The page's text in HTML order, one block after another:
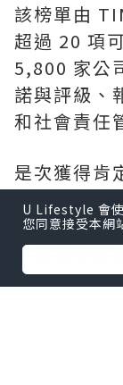
該榜單由
超過 20 項
5,800 家公
諾與評級、
和社會責任
是次獲得肯
業務與聯
接軌。在
資源管理
達耗水量
U Lifestyle 會
您同意接受本網